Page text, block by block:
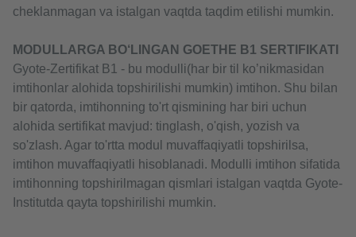
cheklanmagan va istalgan vaqtda taqdim etilishi mumkin.
MODULLARGA BO‘LINGAN GOETHE B1 SERTIFIKATI
Gyote-Zertifikat B1 - bu modulli(har bir til ko’nikmasidan
imtihonlar alohida topshirilishi mumkin) imtihon. Shu bilan
bir qatorda, imtihonning to'rt qismining har biri uchun
alohida sertifikat mavjud: tinglash, o'qish, yozish va
so'zlash. Agar to'rtta modul muvaffaqiyatli topshirilsa,
imtihon muvaffaqiyatli hisoblanadi. Modulli imtihon sifatida
imtihonning topshirilmagan qismlari istalgan vaqtda Gyote-
Institutda qayta topshirilishi mumkin.